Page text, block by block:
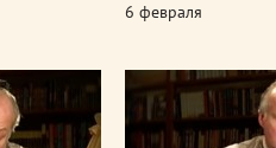
6 февраля